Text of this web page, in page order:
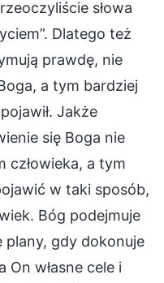
słowa
Dlatego też
prawdę, nie
a tym bardziej
Jakże
się Boga nie
człowieka, a tym
w taki sposób,
Bóg podejmuje
plany, gdy dokonuje
On własne cele i